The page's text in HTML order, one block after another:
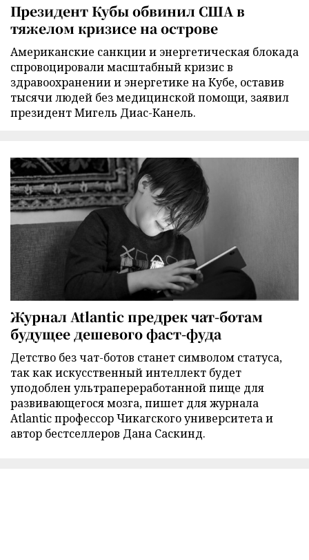
Президент Кубы обвинил США в
тяжелом кризисе на острове
Американские санкции и энергетическая блокада
спровоцировали масштабный кризис в
здравоохранении и энергетике на Кубе, оставив
тысячи людей без медицинской помощи, заявил
президент Мигель Диас-Канель.
Журнал Atlantic предрек чат-ботам
будущее дешевого фаст-фуда
Детство без чат-ботов станет символом статуса,
так как искусственный интеллект будет
уподоблен ультрапереработанной пище для
развивающегося мозга, пишет для журнала
Atlantic профессор Чикагского университета и
автор бестселлеров Дана Саскинд.